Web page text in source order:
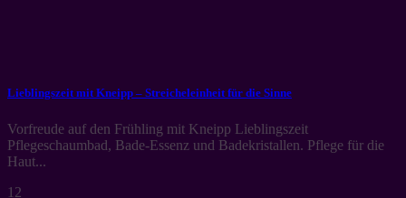
Lieblingszeit mit Kneipp – Streicheleinheit für die Sinne
Vorfreude auf den Frühling mit Kneipp Lieblingszeit
Pflegeschaumbad, Bade-Essenz und Badekristallen. Pflege für die
Haut...
12